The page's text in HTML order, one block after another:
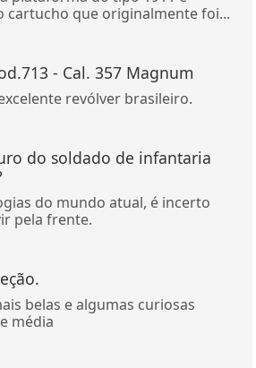
cartucho que originalmente foi...
- Cal. 357 Magnum
revólver brasileiro.
do soldado de infantaria
do mundo atual, é incerto
pela frente.
belas e algumas curiosas
média